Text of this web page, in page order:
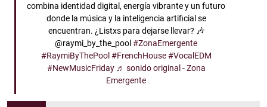
combina identidad digital, energía vibrante y un futuro
donde la música y la inteligencia artificial se
encuentran. ¿Listxs para dejarse llevar? 🎶
@raymi_by_the_pool#ZonaEmergente
#RaymiByThePool #FrenchHouse #VocalEDM
#NewMusicFriday ♬ sonido original - Zona
Emergente